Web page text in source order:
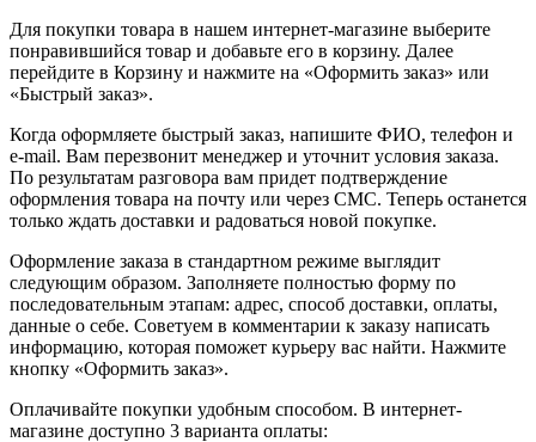
Для покупки товара в нашем интернет-магазине выберите
понравившийся товар и добавьте его в корзину. Далее
перейдите в Корзину и нажмите на «Оформить заказ» или
«Быстрый заказ».
Когда оформляете быстрый заказ, напишите ФИО, телефон и
e-mail. Вам перезвонит менеджер и уточнит условия заказа.
По результатам разговора вам придет подтверждение
оформления товара на почту или через СМС. Теперь останется
только ждать доставки и радоваться новой покупке.
Оформление заказа в стандартном режиме выглядит
следующим образом. Заполняете полностью форму по
последовательным этапам: адрес, способ доставки, оплаты,
данные о себе. Советуем в комментарии к заказу написать
информацию, которая поможет курьеру вас найти. Нажмите
кнопку «Оформить заказ».
Оплачивайте покупки удобным способом. В интернет-
магазине доступно 3 варианта оплаты: